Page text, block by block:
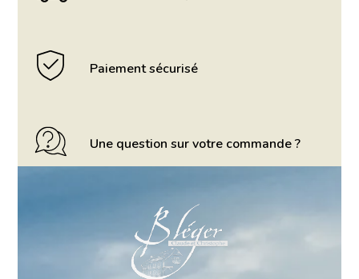
Paiement sécurisé
Une question sur votre commande ?